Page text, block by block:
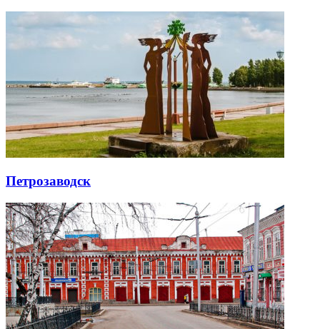
Петрозаводск